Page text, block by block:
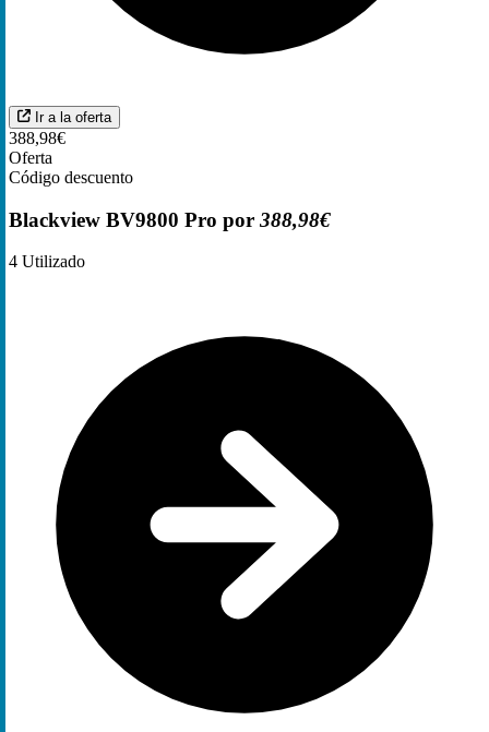
Ir a la oferta
388,98€
Oferta
Código descuento
Blackview BV9800 Pro por 388,98€
4 Utilizado